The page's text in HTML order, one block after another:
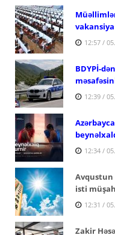
12:57 /
BDYPİ-
12:39 /
12:34 /
Avqustun
isti
12:31 /
Zakir